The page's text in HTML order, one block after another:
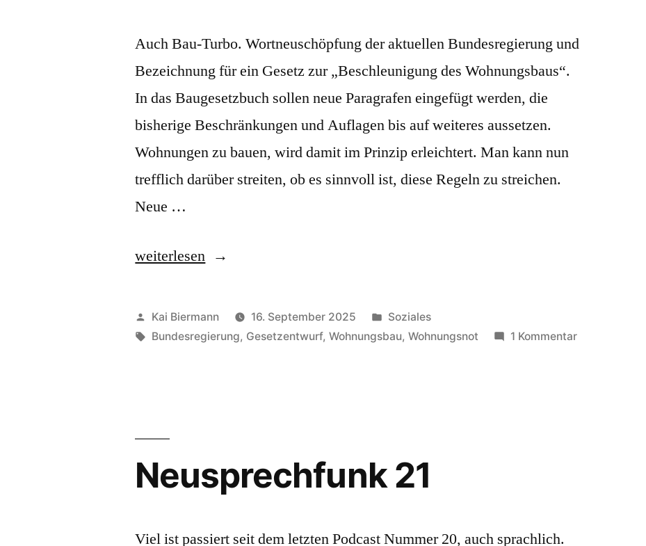
Auch Bau-Turbo. Wortneuschöpfung der aktuellen Bundesregierung und
Bezeichnung für ein Gesetz zur „Beschleunigung des Wohnungsbaus“.
In das Baugesetzbuch sollen neue Paragrafen eingefügt werden, die
bisherige Beschränkungen und Auflagen bis auf weiteres aussetzen.
Wohnungen zu bauen, wird damit im Prinzip erleichtert. Man kann nun
trefflich darüber streiten, ob es sinnvoll ist, diese Regeln zu streichen.
Neue …
„Bauturbo“
weiterlesen
Veröffentlicht
von
Kai Biermann 16. September 2025
Veröffentlicht
in
Soziales
Schlagwörter:
Bundesregierung, Gesetzentwurf,Wohnungsbau,Wohnungsnot 1 Kommentarzu
Neusprechfunk 21
Viel ist passiert seit dem letzten Podcast Nummer 20, auch sprachlich.